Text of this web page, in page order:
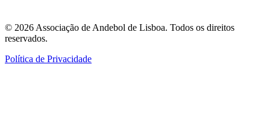
© 2026 Associação de Andebol de Lisboa. Todos os direitos
reservados.
Política de Privacidade